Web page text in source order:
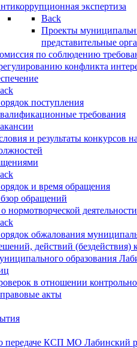
экспертиза
Back
Проекты
представительные
по соблюдению
конфликта
поступления
требования
и результаты конкурсов
и время обращения
обращений
нормотворческой деятельности
обжалования
действий (бездействия)
образования
в отношении
акты
передаче КСП МО Лабинский